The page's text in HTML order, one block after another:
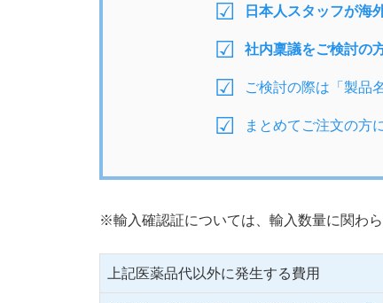
日本人スタッフが海
社内稟議をご検討の
ご検討の際は「製品
まとめてご注文の方
※輸入確認証については、輸入数量に関わ
上記医薬品代以外に発生する費用